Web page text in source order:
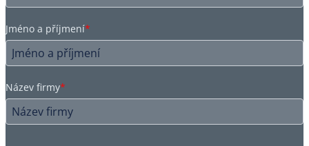
Jméno a příjmení*
Název firmy*